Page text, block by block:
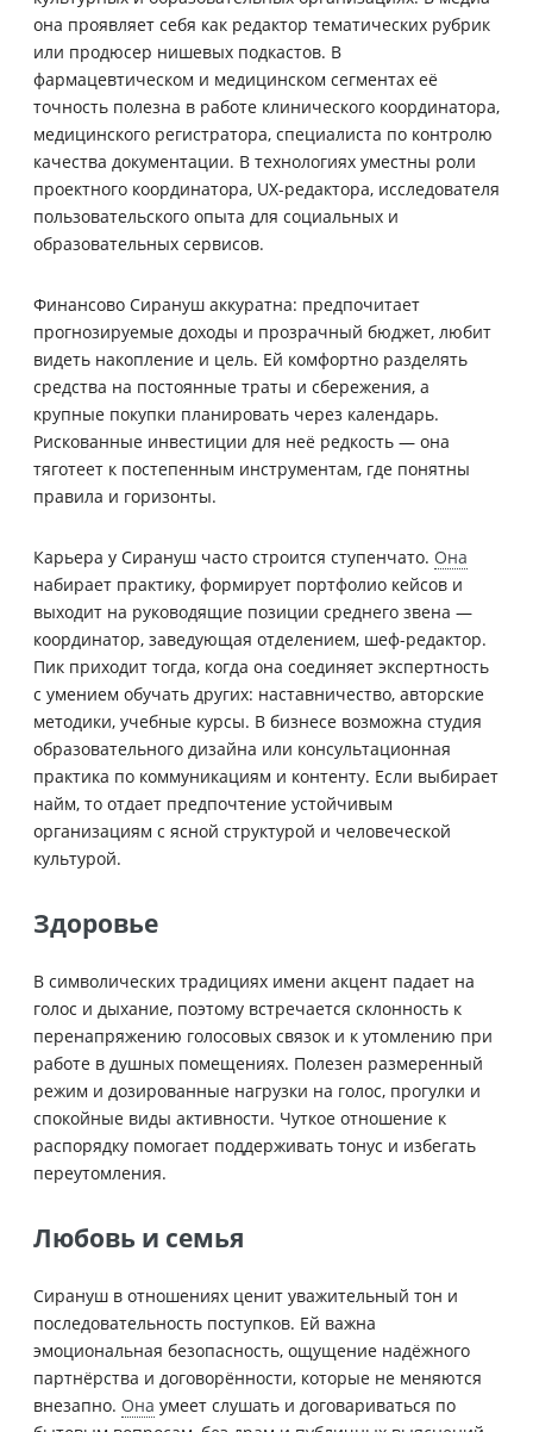
она проявляет себя как редактор тематических рубрик
или продюсер нишевых подкастов. В
фармацевтическом и медицинском сегментах её
точность полезна в работе клинического координатора,
медицинского регистратора, специалиста по контролю
качества документации. В технологиях уместны роли
проектного координатора, UX-редактора, исследователя
пользовательского опыта для социальных и
образовательных сервисов.
Финансово Сирануш аккуратна: предпочитает
прогнозируемые доходы и прозрачный бюджет, любит
видеть накопление и цель. Ей комфортно разделять
средства на постоянные траты и сбережения, а
крупные покупки планировать через календарь.
Рискованные инвестиции для неё редкость — она
тяготеет к постепенным инструментам, где понятны
правила и горизонты.
Карьера у Сирануш часто строится ступенчато. Она
набирает практику, формирует портфолио кейсов и
выходит на руководящие позиции среднего звена —
координатор, заведующая отделением, шеф-редактор.
Пик приходит тогда, когда она соединяет экспертность
с умением обучать других: наставничество, авторские
методики, учебные курсы. В бизнесе возможна студия
образовательного дизайна или консультационная
практика по коммуникациям и контенту. Если выбирает
найм, то отдает предпочтение устойчивым
организациям с ясной структурой и человеческой
культурой.
Здоровье
В символических традициях имени акцент падает на
голос и дыхание, поэтому встречается склонность к
перенапряжению голосовых связок и к утомлению при
работе в душных помещениях. Полезен размеренный
режим и дозированные нагрузки на голос, прогулки и
спокойные виды активности. Чуткое отношение к
распорядку помогает поддерживать тонус и избегать
переутомления.
Любовь и семья
Сирануш в отношениях ценит уважительный тон и
последовательность поступков. Ей важна
эмоциональная безопасность, ощущение надёжного
партнёрства и договорённости, которые не меняются
внезапно. Она умеет слушать и договариваться по